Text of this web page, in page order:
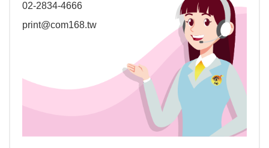
02-2834-4666
print@com168.tw